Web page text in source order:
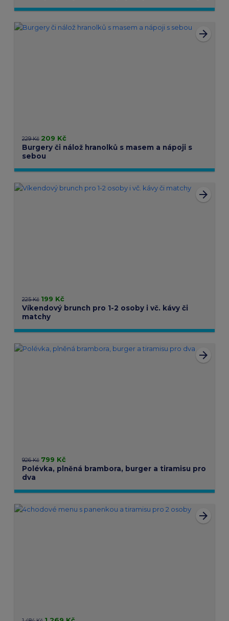
arrow_forward
229 Kč 209 Kč
Burgery či nálož hranolků s masem a nápoji s
sebou
arrow_forward
225 Kč 199 Kč
Víkendový brunch pro 1-2 osoby i vč. kávy či
matchy
arrow_forward
926 Kč 799 Kč
Polévka, plněná brambora, burger a tiramisu pro
dva
arrow_forward